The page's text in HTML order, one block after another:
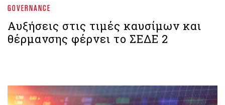
GOVERNANCE
Αυξήσεις στις τιμές καυσίμων και
θέρμανσης φέρνει το ΣΕΔΕ 2